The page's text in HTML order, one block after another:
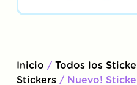
Inicio / Todos los
Stickers/ Nuevo!